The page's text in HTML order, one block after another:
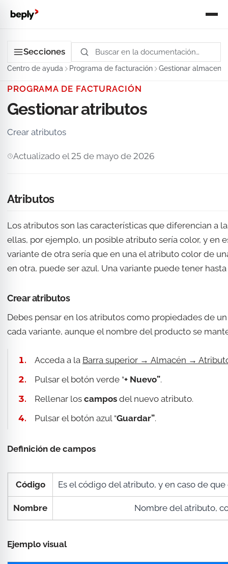
Secciones
Centro de ayuda Programa de facturación Gestionar
PROGRAMA DE FACTURACIÓN
Gestionar atributos
Crear atributos
Actualizado el 25 de mayo de 2026
Atributos
Los atributos son las características que diferencian a
ellas, por ejemplo, un posible atributo sería color, y en
variante de otra sería que en una el atributo color de
en otra, puede ser azul. Una variante puede tener
Crear atributos
Debes pensar en los atributos como propiedades de
cada variante, aunque el nombre del producto se
Acceda a la Barra superior → Almacén →
Pulsar el botón verde “+ Nuevo”.
Rellenar los campos del nuevo atributo.
Pulsar el botón azul “Guardar”.
Definición de campos
Código Es el código del atributo, y en caso de
Nombre Nombre del atributo,
Ejemplo visual